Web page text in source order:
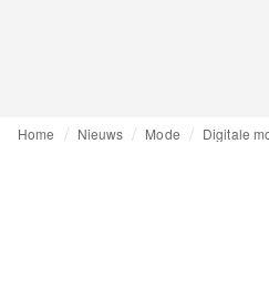
Home Nieuws Mode